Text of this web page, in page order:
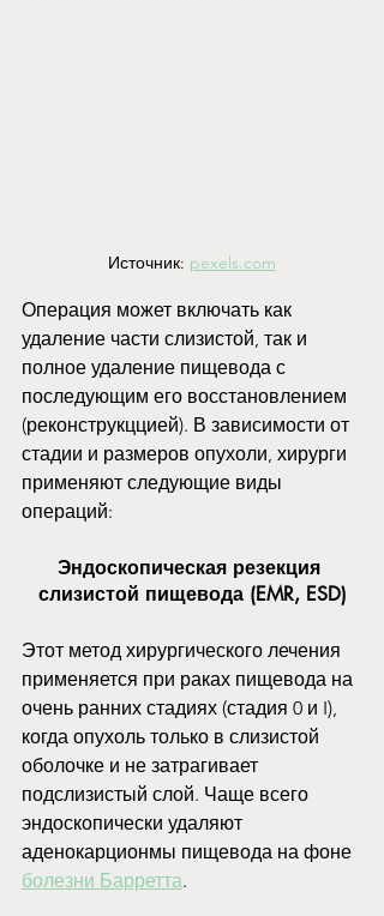
Источник: pexels.com
Операция может включать как
удаление части слизистой, так и
полное удаление пищевода с
последующим его восстановлением
(реконструкццией). В зависимости от
стадии и размеров опухоли, хирурги
применяют следующие виды
операций:
Эндоскопическая резекция
слизистой пищевода (EMR, ESD)
Этот метод хирургического лечения
применяется при раках пищевода на
очень ранних стадиях (стадия 0 и I),
когда опухоль только в слизистой
оболочке и не затрагивает
подслизистый слой. Чаще всего
эндоскопически удаляют
аденокарционмы пищевода на фоне
болезни Барретта.